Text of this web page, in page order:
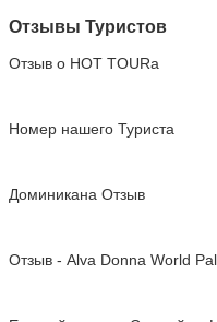
Отзывы Туристов
Отзыв о HOT TOURа
Номер нашего Туриста
Доминикана Отзыв
Отзыв - Alva Donna World